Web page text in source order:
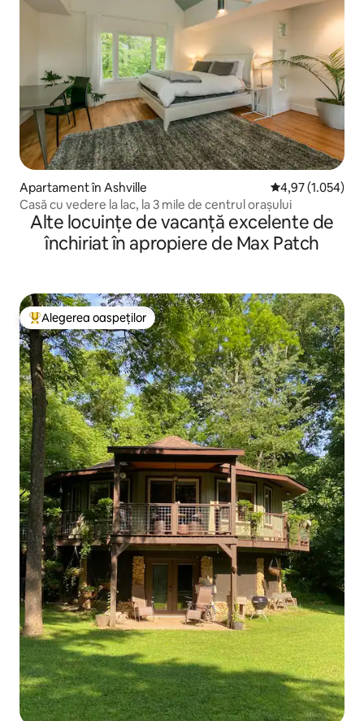
Apartament în Ashville Scor mediu de
4,97 (1.054)
Casă cu vedere la lac, la 3 mile de centrul orașului
Alte locuințe de vacanță excelente de
închiriat în apropiere de Max Patch
Locuință din topul categoriei Alegerea oaspeților
Alegerea oaspeților